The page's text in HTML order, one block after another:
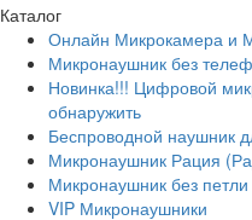
Каталог
Онлайн Микрокамера и
Микронаушник без
Новинка!!! Цифровой
обнаружить
Беспроводной наушник
Микронаушник Рация
Микронаушник без
VIP Микронаушники